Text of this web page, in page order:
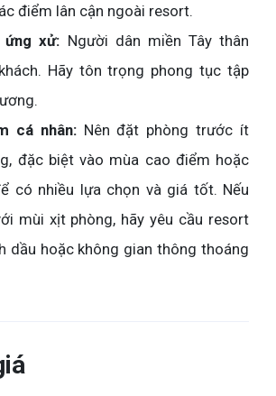
điểm lân cận ngoài resort.
ứng xử: Người dân miền Tây thân
Hãy tôn trọng phong tục tập
cá nhân:Nên đặt phòng trước ít
đặc biệt vào mùa cao điểm hoặc
có nhiều lựa chọn và giá tốt. Nếu
mùi xịt phòng, hãy yêu cầu resort
dầu hoặc không gian thông thoáng